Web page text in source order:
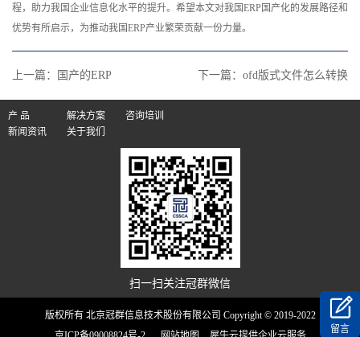
程，助力我国企业信息化水平的提升。希望本文对我国ERP国产化的发展路径和
优势有所启示，为推动我国ERP产业繁荣贡献一份力量。‍
上一篇： 国产的ERP 下一篇： ofd版式文件怎么转换
产 品 解决方案
咨询培训
新闻资讯
关于我们
扫一扫关注冠群微信
版权所有 北京冠群信息技术股份有限公司 Copyright © 2019-2022
留言